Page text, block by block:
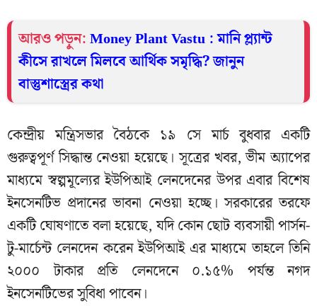
আরও পড়ুন:Money Plant Vastu : মানি প্ল্যান্ট
কীসে রাখলে মিলবে আর্থিক সমৃদ্ধি? জানুন
বাস্তুশাস্ত্রের কথা
কেন্দ্রীয় মন্ত্রিসভার বৈঠকে ১৯ সে মার্চ বুধবার একটি
গুরুত্বপূর্ণ সিদ্ধান্ত নেওয়া হয়েছে। সূত্রের খবর, ভীম অ্যাপের
মাধ্যমে স্বল্পমূল্যের ইউপিআই লেনদেনের উপর এবার বিশেষ
ইনসেনটিভ প্রদানের ভাবনা নেওয়া হচ্ছে। সরকারের তরফে
একটি ঘোষণাতে বলা হয়েছে, যদি কোন ছোট ব্যবসায়ী পার্সন-
টু-মার্চেন্ট লেনদেন করেন ইউপিআই এর মাধ্যমে তাহলে তিনি
২০০০ টাকার প্রতি লেনদেনে ০.১৫% পর্যন্ত নগদ
ইনসেনটিভের সুবিধা পাবেন।